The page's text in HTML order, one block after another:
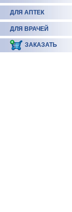
ДЛЯ АПТЕК
ДЛЯ ВРАЧЕЙ
ЗАКАЗАТЬ